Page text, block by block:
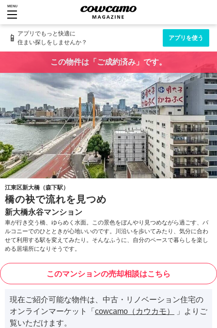
MENU
📱 アプリでもっと快適に
住まい探しをしませんか？
アプリを使う
この物件は「ご成約済み」です。
江東区新大橋（森下駅）
橋の袂で流れを見つめ
新大橋永谷マンション
車が行き交う橋、ゆらめく水面。この景色をぼんやり見つめながら過ごす、バ
ルコニーでのひとときが心地いいのです。川沿いを歩いてみたり、気分に合わ
せて利用する駅を変えてみたり。そんなふうに、自分のペースで暮らしを楽し
める居場所になりそうです。
このマンションの売却相談はこちら
現在ご紹介可能な物件は、中古・リノベーション住宅の
オンラインマーケット「 cowcamo（カウカモ）
」よりご
覧いただけます。